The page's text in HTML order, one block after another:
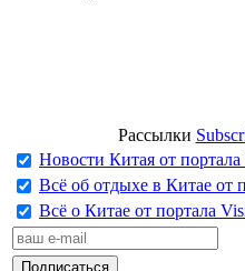
Рассылки
Новости Китая от
Всё об отдыхе в Китае от
Всё о Китае от портала